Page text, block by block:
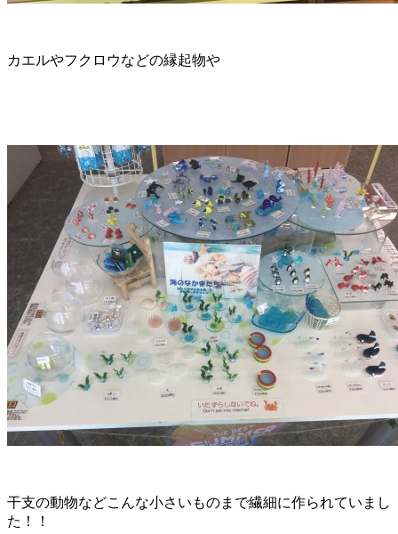
カエルやフクロウなどの縁起物や
干支の動物などこんな小さいものまで繊細に作られていまし
た！！